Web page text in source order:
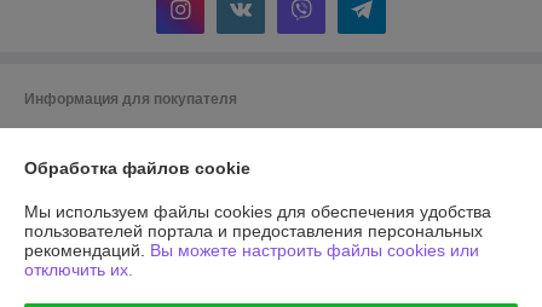
Информация для покупателя
220055, г. Минск, проезд Масюковщина, д. 4, каб. 37
Регистрационный номер ЕГР: 192786651
УНП: 192786651
Обработка файлов cookie
Мы используем файлы cookies для обеспечения удобства
пользователей портала и предоставления персональных
рекомендаций. Вы можете настроить файлы cookies или
отключить их.